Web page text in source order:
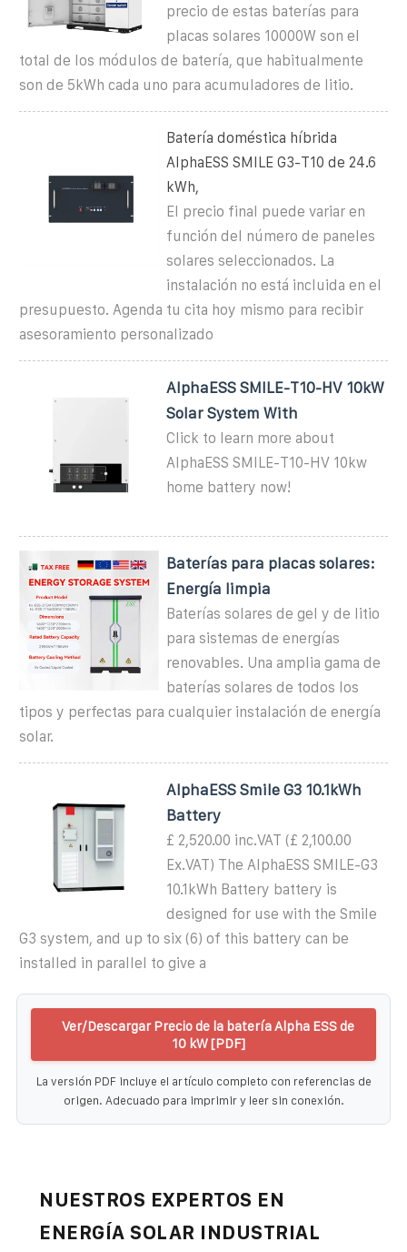
precio de estas baterías para
placas solares 10000W son el
total de los módulos de batería, que habitualmente
son de 5kWh cada uno para acumuladores de litio.
Batería doméstica híbrida
AlphaESS SMILE G3-T10 de 24.6
kWh,
El precio final puede variar en
función del número de paneles
solares seleccionados. La
instalación no está incluida en el
presupuesto. Agenda tu cita hoy mismo para recibir
asesoramiento personalizado
AlphaESS SMILE-T10-HV 10kW
Solar System With
Click to learn more about
AlphaESS SMILE-T10-HV 10kw
home battery now!
Baterías para placas solares:
Energía limpia
Baterías solares de gel y de litio
para sistemas de energías
renovables. Una amplia gama de
baterías solares de todos los
tipos y perfectas para cualquier instalación de energía
solar.
AlphaESS Smile G3 10.1kWh
Battery
£ 2,520.00 inc.VAT (£ 2,100.00
Ex.VAT) The AlphaESS SMILE-G3
10.1kWh Battery battery is
designed for use with the Smile
G3 system, and up to six (6) of this battery can be
installed in parallel to give a
Ver/Descargar Precio de la batería Alpha ESS de
10 kW [PDF]
La versión PDF incluye el artículo completo con referencias de
origen. Adecuado para imprimir y leer sin conexión.
NUESTROS EXPERTOS EN
ENERGÍA SOLAR INDUSTRIAL